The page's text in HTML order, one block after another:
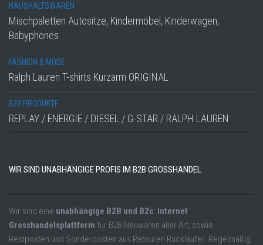
HAUSHALTSWAREN
Mischpaletten Autositze, Kindermöbel, Kinderwagen,
Babyphones
FASHION & MODE
Ralph Lauren T-shirts Kurzarm ORIGINAL
B2B PRODUKTE
REPLAY / ENERGIE / DIESEL / G-STAR / RALPH LAUREN
WIR SIND UNABHÄNGIGE PROFIS IM B2B GROSSHANDEL
Wir sind eine unabhängige B2B und B2c Internet
Grosshandelsplattform für B2B Neuwaren aller Art, sowie
Restposten und Sonderposten aus Retouren Rückläufer. Regelmäßig